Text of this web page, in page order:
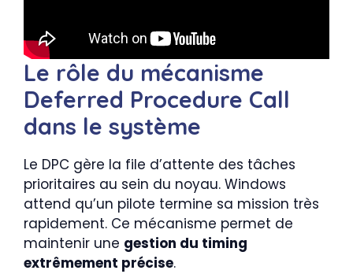
Le rôle du mécanisme
Deferred Procedure Call
dans le système
Le DPC gère la file d’attente des tâches
prioritaires au sein du noyau. Windows
attend qu’un pilote termine sa mission très
rapidement. Ce mécanisme permet de
maintenir une gestion du timing
extrêmement précise.